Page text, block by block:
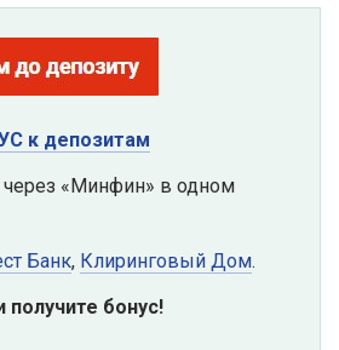
к депозитам
«Минфин» в одном
Банк, Клиринговый Дом.
получите бонус!